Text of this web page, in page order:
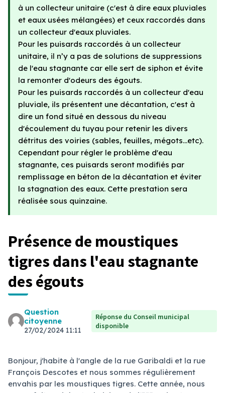
à un collecteur unitaire (c'est à dire eaux pluviales
et eaux usées mélangées) et ceux raccordés dans
un collecteur d'eaux pluviales.
Pour les puisards raccordés à un collecteur
unitaire, il n’y a pas de solutions de suppressions
de l'eau stagnante car elle sert de siphon et évite
la remonter d'odeurs des égouts.
Pour les puisards raccordés à un collecteur d'eau
pluviale, ils présentent une décantation, c'est à
dire un fond situé en dessous du niveau
d'écoulement du tuyau pour retenir les divers
détritus des voiries (sables, feuilles, mégots...etc).
Cependant pour régler le problème d'eau
stagnante, ces puisards seront modifiés par
remplissage en béton de la décantation et éviter
la stagnation des eaux. Cette prestation sera
réalisée sous quinzaine.
Présence de moustiques
tigres dans l'eau stagnante
des égouts
Question
citoyenne
27/02/2024 11:11
Réponse du Conseil municipal
disponible
Bonjour, j'habite à l'angle de la rue Garibaldi et la rue
François Descotes et nous sommes régulièrement
envahis par les moustiques tigres. Cette année, nous